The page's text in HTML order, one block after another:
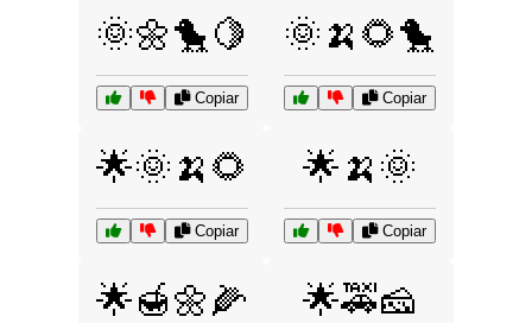
🌞🌼🐤🍋
Copiar
🌞🍌🌻🐤
Copiar
🌟🌞🍌🌻
Copiar
🌟🍌🌞
Copiar
🌟🍯🌼🌽 🌟🚕🧀